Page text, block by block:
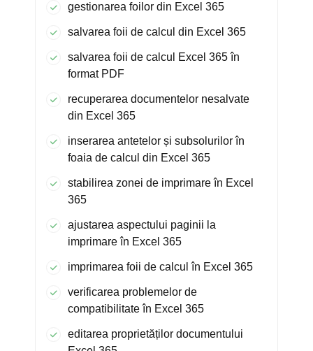
gestionarea foilor din Excel 365
salvarea foii de calcul din Excel 365
salvarea foii de calcul Excel 365 în
format PDF
recuperarea documentelor nesalvate
din Excel 365
inserarea antetelor și subsolurilor în
foaia de calcul din Excel 365
stabilirea zonei de imprimare în Excel
365
ajustarea aspectului paginii la
imprimare în Excel 365
imprimarea foii de calcul în Excel 365
verificarea problemelor de
compatibilitate în Excel 365
editarea proprietăților documentului